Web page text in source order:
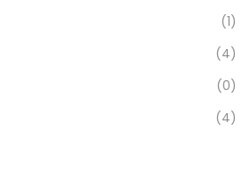
(1)
(4)
(0)
(4)